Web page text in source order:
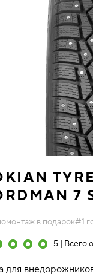
7
в подарок#1
5 | Всего
для